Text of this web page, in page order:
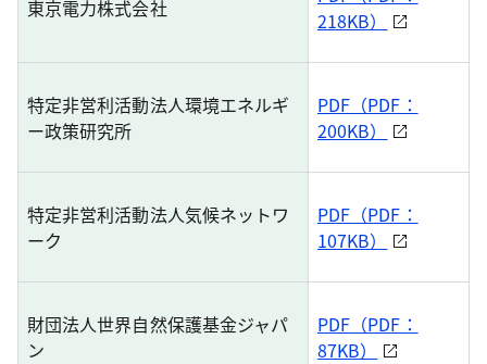
東京電力株式会社
218KB）
特定非営利活動法人環境エネルギ
ー政策研究所
PDF（PDF：
200KB）
特定非営利活動法人気候ネットワ
ーク
PDF（PDF：
107KB）
財団法人世界自然保護基金ジャパ
ン
PDF（PDF：
87KB）